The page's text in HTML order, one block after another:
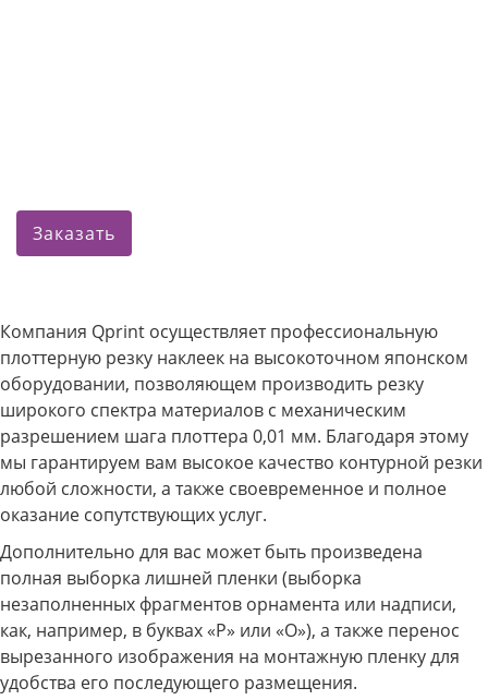
Заказать
Компания Qprint осуществляет профессиональную
плоттерную резку наклеек на высокоточном японском
оборудовании, позволяющем производить резку
широкого спектра материалов с механическим
разрешением шага плоттера 0,01 мм. Благодаря этому
мы гарантируем вам высокое качество контурной резки
любой сложности, а также своевременное и полное
оказание сопутствующих услуг.
Дополнительно для вас может быть произведена
полная выборка лишней пленки (выборка
незаполненных фрагментов орнамента или надписи,
как, например, в буквах «Р» или «О»), а также перенос
вырезанного изображения на монтажную пленку для
удобства его последующего размещения.